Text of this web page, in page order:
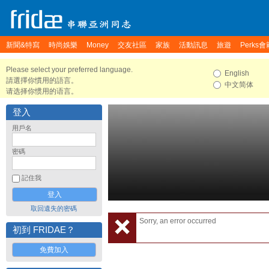
新聞&特寫 時尚娛樂 Money 交友社區 家族 活動訊息 旅遊 Perks會
Please select your preferred language.
請選擇你慣用的語言。
请选择你惯用的语言。
English
中文简体
登入
用戶名
密碼
記住我
取回遺失的密碼
初到 FRIDAE？
免費加入
Sorry, an error occurred